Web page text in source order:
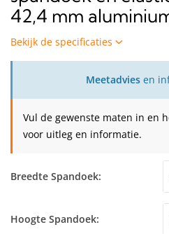
42,4 mm
Bekijk de specificaties
Meetadviesen
Vul de gewenste maten in en
voor uitleg en informatie.
Breedte Spandoek:
Hoogte Spandoek: